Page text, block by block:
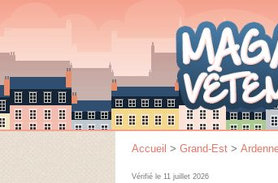
Accueil > Grand-Est >
Vérifié le 11 juillet 2026